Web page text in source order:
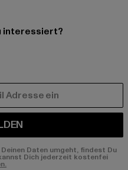
interessiert?
Daten umgeht, findest Du
Dich jederzeit kostenfei